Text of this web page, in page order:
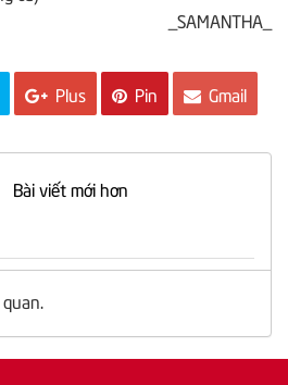
_SAMANTHA_
Plus Pin Gmail
Bài viết mới hơn